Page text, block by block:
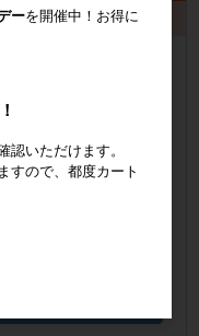
ご案内
ご案内
て
ご案内
ーを開催中！お得に
認いただけます。
すので、都度カート